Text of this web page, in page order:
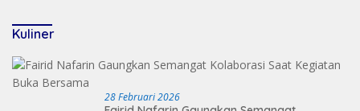
Kuliner
28 Februari 2026